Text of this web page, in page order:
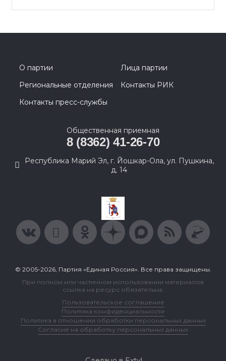
О партии
Лица партии
Региональные отделения
Контакты РИК
Контакты пресс-службы
Общественная приемная
8 (8362) 41-26-70
Республика Марий Эл, г. Йошкар-Ола, ул. Пушкина,
д. 14
© 2005-2026, Партия «Единая Россия». Все права защищены.
При полном или частичном использовании материалов
ссылка на ресурс обязательна.
Пользовательское соглашение
Политика конфиденциальности
Политика в отношении обработки персональных данных
Согласие на обработку персональных данных